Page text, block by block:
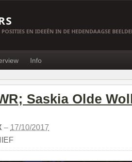
EN IDEEËN IN DE HEDENDAAGSE
Info
Saskia Olde
– 17/10/2017